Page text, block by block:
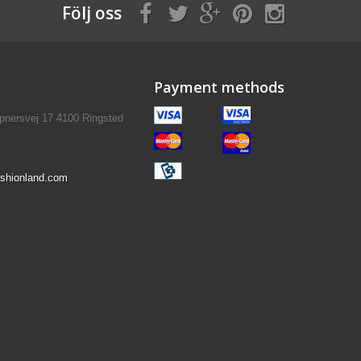
Följ oss
17 4100 Ringsted
Payment methods